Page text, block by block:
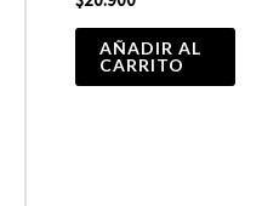
AÑADIR AL
CARRITO